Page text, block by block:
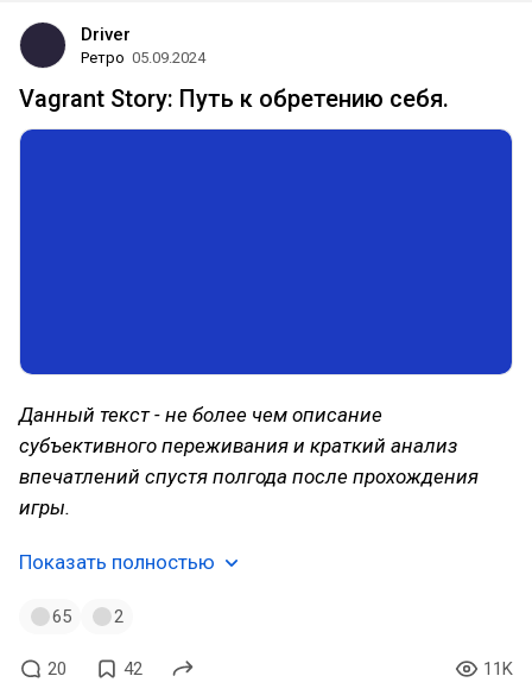
Driver
Ретро 05.09.2024
Vagrant Story: Путь к обретению себя.
Данный текст - не более чем описание
субъективного переживания и краткий анализ
впечатлений спустя полгода после прохождения
игры.
Показать полностью
65 2
20 42 11K